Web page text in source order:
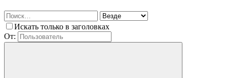
Искать только в заголовках
От: